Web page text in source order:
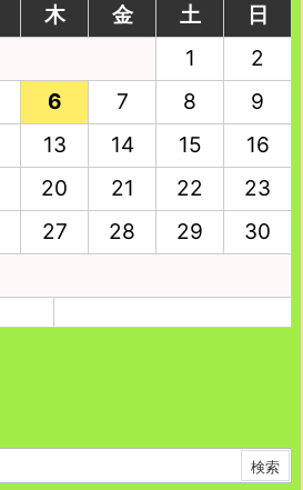
木 金 土
日
1
2
6 7 8
9
13 14 15
16
20 21 22
23
27 28 29
30